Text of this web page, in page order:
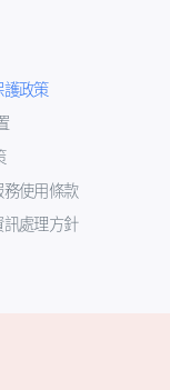
政策
使用條款
處理方針